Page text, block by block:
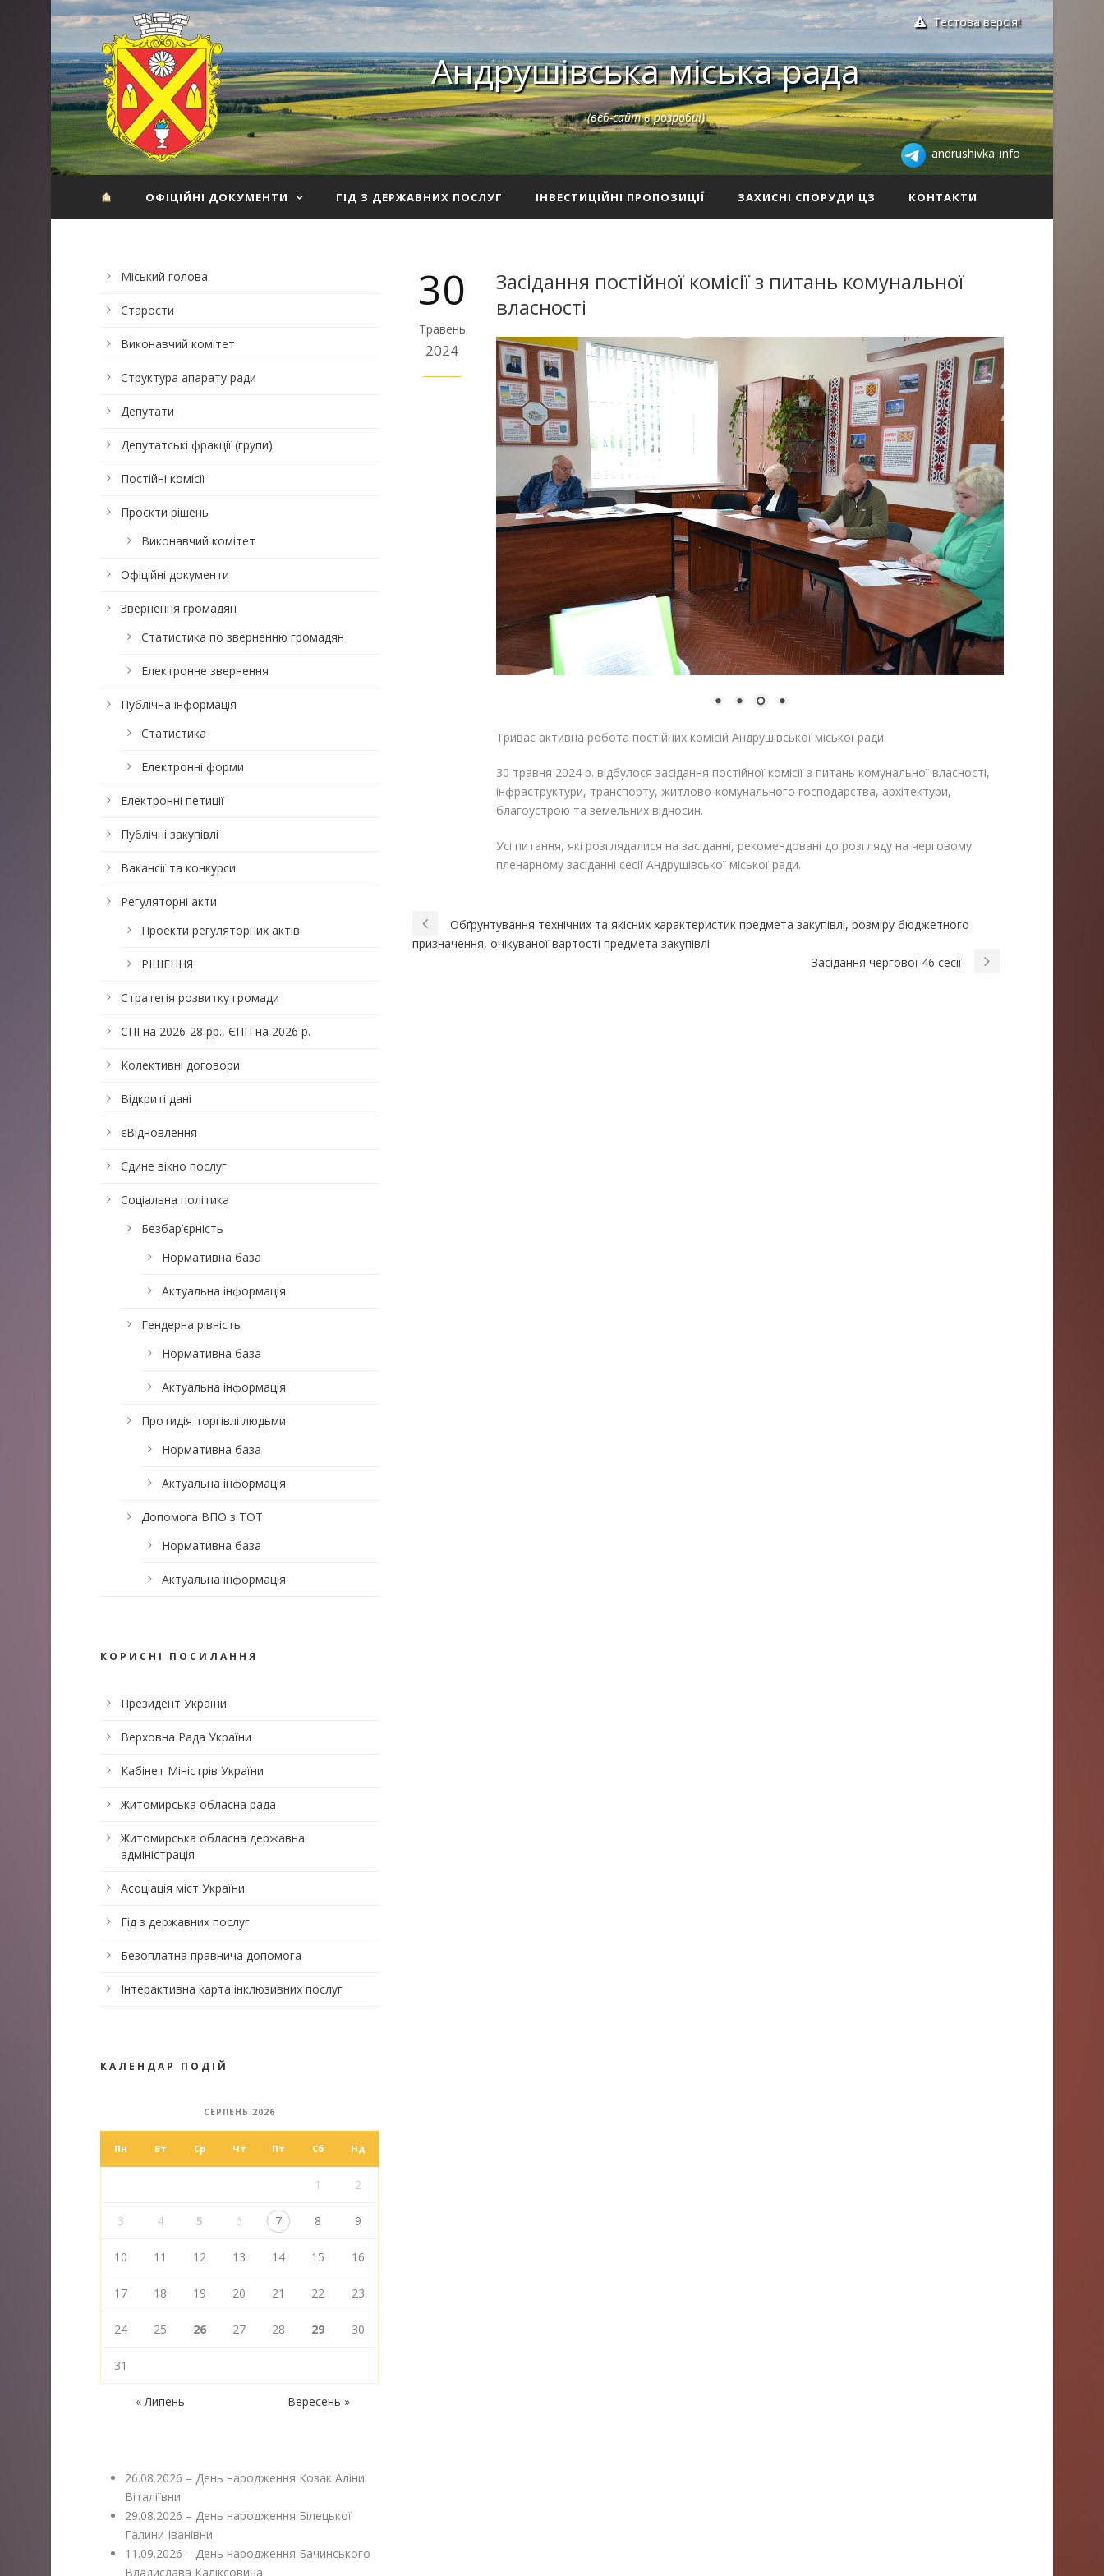
Тестова версія!
Андрушівська міська рада
(веб-сайт в розробці)
andrushivka_info
ОФІЦІЙНІ ДОКУМЕНТИ ГІД З ДЕРЖАВНИХ ПОСЛУГ ІНВЕСТИЦІЙНІ ПРОПОЗИЦІЇ ЗАХИСНІ СПОРУДИ ЦЗ КОНТАКТИ
30
Травень
2024
Засідання постійної комісії з питань комунальної
власності
Триває активна робота постійних комісій Андрушівської міської ради.
30 травня 2024 р. відбулося засідання постійної комісії з питань комунальної власності,
інфраструктури, транспорту, житлово-комунального господарства, архітектури,
благоустрою та земельних відносин.
Усі питання, які розглядалися на засіданні, рекомендовані до розгляду на черговому
пленарному засіданні сесії Андрушівської міської ради.
Обґрунтування технічних та якісних характеристик предмета закупівлі, розміру бюджетного
призначення, очікуваної вартості предмета закупівлі
Засідання чергової 46 сесії
Міський голова
Старости
Виконавчий комітет
Структура апарату ради
Депутати
Депутатські фракції (групи)
Постійні комісії
Проєкти рішень
Виконавчий комітет
Офіційні документи
Звернення громадян
Статистика по зверненню громадян
Електронне звернення
Публічна інформація
Статистика
Електронні форми
Електронні петиції
Публічні закупівлі
Вакансії та конкурси
Регуляторні акти
Проекти регуляторних актів
РІШЕННЯ
Стратегія розвитку громади
СПІ на 2026-28 рр., ЄПП на 2026 р.
Колективні договори
Відкриті дані
єВідновлення
Єдине вікно послуг
Соціальна політика
Безбар’єрність
Нормативна база
Актуальна інформація
Гендерна рівність
Нормативна база
Актуальна інформація
Протидія торгівлі людьми
Нормативна база
Актуальна інформація
Допомога ВПО з ТОТ
Нормативна база
Актуальна інформація
КОРИСНІ ПОСИЛАННЯ
Президент України
Верховна Рада України
Кабінет Міністрів України
Житомирська обласна рада
Житомирська обласна державна
адміністрація
Асоціація міст України
Гід з державних послуг
Безоплатна правнича допомога
Інтерактивна карта інклюзивних послуг
КАЛЕНДАР ПОДІЙ
СЕРПЕНЬ 2026
Пн Вт Ср Чт Пт Сб Нд
1 2
3 4 5 6 7 8 9
10 11 12 13 14 15 16
17 18 19 20 21 22 23
24 25 26 27 28 29 30
31
« Липень Вересень »
26.08.2026 – День народження Козак Аліни
Віталіївни
29.08.2026 – День народження Білецької
Галини Іванівни
11.09.2026 – День народження Бачинського
Владислава Каліксовича